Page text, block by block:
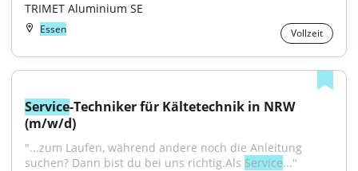
TRIMET Aluminium SE
Essen Vollzeit
Service-Techniker für Kältetechnik in NRW
(m/w/d)
"...zum Laufen, während andere noch die Anleitung
suchen? Dann bist du bei uns richtig.Als Service..."